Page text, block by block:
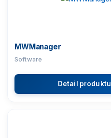
MWManager
Software
Detail produktu